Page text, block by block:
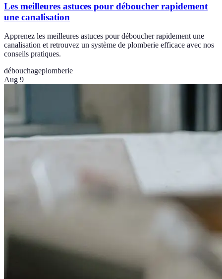
Les meilleures astuces pour déboucher rapidement
une canalisation
Apprenez les meilleures astuces pour déboucher rapidement une
canalisation et retrouvez un système de plomberie efficace avec nos
conseils pratiques.
débouchageplomberie
Aug 9